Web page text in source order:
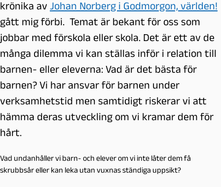
M
a
l
m
ö
krönika av Johan Norberg i Godmorgon, världen!
gått mig förbi. Temat är bekant för oss som
jobbar med förskola eller skola. Det är ett av de
många dilemma vi kan ställas inför i relation till
barnen- eller eleverna: Vad är det bästa för
barnen? Vi har ansvar för barnen under
verksamhetstid men samtidigt riskerar vi att
hämma deras utveckling om vi kramar dem för
hårt.
Vad undanhåller vi barn- och elever om vi inte låter dem få
skrubbsår eller kan leka utan vuxnas ständiga uppsikt?